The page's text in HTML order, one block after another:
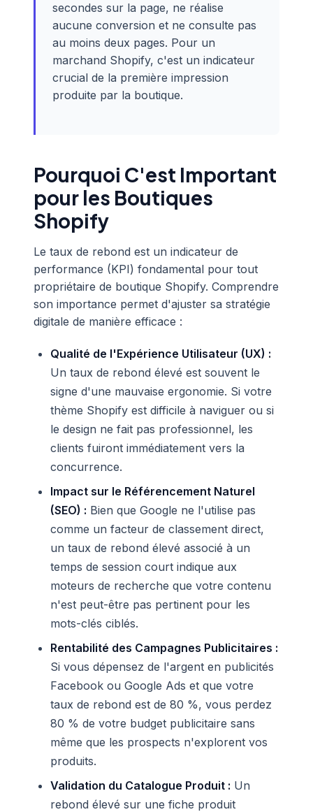
secondes sur la page, ne réalise
aucune conversion et ne consulte pas
au moins deux pages. Pour un
marchand Shopify, c'est un indicateur
crucial de la première impression
produite par la boutique.
Pourquoi C'est Important
pour les Boutiques
Shopify
Le taux de rebond est un indicateur de
performance (KPI) fondamental pour tout
propriétaire de boutique Shopify. Comprendre
son importance permet d'ajuster sa stratégie
digitale de manière efficace :
Qualité de l'Expérience Utilisateur (UX) :
Un taux de rebond élevé est souvent le
signe d'une mauvaise ergonomie. Si votre
thème Shopify est difficile à naviguer ou si
le design ne fait pas professionnel, les
clients fuiront immédiatement vers la
concurrence.
Impact sur le Référencement Naturel
(SEO) : Bien que Google ne l'utilise pas
comme un facteur de classement direct,
un taux de rebond élevé associé à un
temps de session court indique aux
moteurs de recherche que votre contenu
n'est peut-être pas pertinent pour les
mots-clés ciblés.
Rentabilité des Campagnes Publicitaires :
Si vous dépensez de l'argent en publicités
Facebook ou Google Ads et que votre
taux de rebond est de 80 %, vous perdez
80 % de votre budget publicitaire sans
même que les prospects n'explorent vos
produits.
Validation du Catalogue Produit : Un
rebond élevé sur une fiche produit